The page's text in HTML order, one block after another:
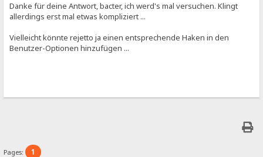
Danke für deine Antwort, bacter, ich werd's mal versuchen. Klingt
allerdings erst mal etwas kompliziert ...
Vielleicht könnte rejetto ja einen entsprechende Haken in den
Benutzer-Optionen hinzufügen ...
Pages: 1